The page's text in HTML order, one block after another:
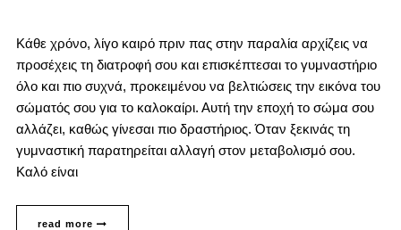
Κάθε χρόνο, λίγο καιρό πριν πας στην παραλία αρχίζεις να
προσέχεις τη διατροφή σου και επισκέπτεσαι το γυμναστήριο
όλο και πιο συχνά, προκειμένου να βελτιώσεις την εικόνα του
σώματός σου για το καλοκαίρι. Αυτή την εποχή το σώμα σου
αλλάζει, καθώς γίνεσαι πιο δραστήριος. Όταν ξεκινάς τη
γυμναστική παρατηρείται αλλαγή στον μεταβολισμό σου.
Καλό είναι
read more